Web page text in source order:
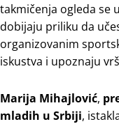
takmičenja ogleda se
dobijaju priliku da
organizovanim
iskustva i upoznaju
Marija Mihajlović,
mladih u Srbiji,